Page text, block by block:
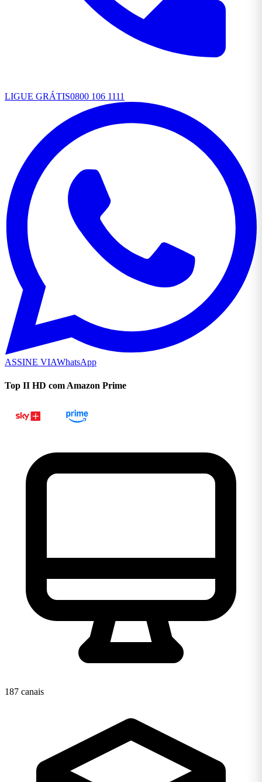
LIGUE GRÁTIS0800 106 1111
ASSINE VIAWhatsApp
Top II HD com Amazon Prime
187 canais